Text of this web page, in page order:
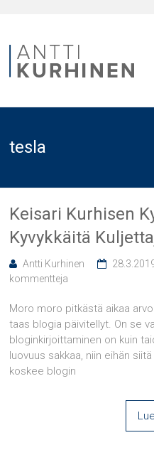
tesla
Keisari Kurhisen
Kyvykkäitä
Antti Kurhinen
kommentteja
Moro moro pitkästä aikaa
taas blogia päivitellyt. On se
bloginkirjoittaminen on kuin
luovuus sakkaa, niin eihän
koskee blogin